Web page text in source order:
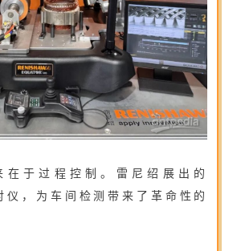
在于过程控制。雷尼绍展出的
，为车间检测带来了革命性的